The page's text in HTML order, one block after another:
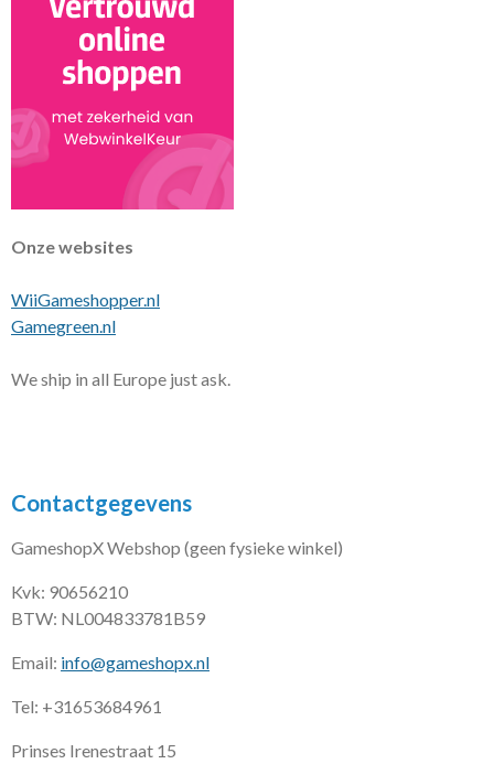
Onze websites
WiiGameshopper.nl
Gamegreen.nl
We ship in all Europe just ask.
Contactgegevens
GameshopX Webshop (geen fysieke winkel)
Kvk: 90656210
BTW: NL004833781B59
Email: info@gameshopx.nl
Tel: +31653684961
Prinses Irenestraat 15